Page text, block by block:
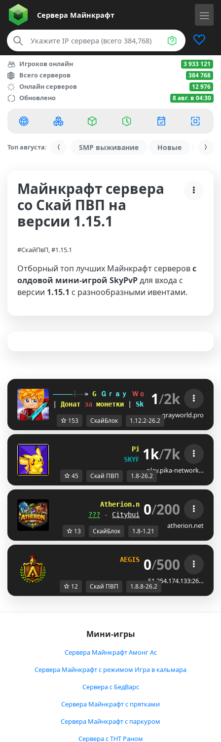
Сервера Майнкрафт
Игроков онлайн 3 933 121
Всего серверов 384 768
Онлайн серверов 12 976
Обновлено 8 авг. в 04:30
Топ августа: SMP выживание Новые С
Майнкрафт сервера
со Скай ПВП на
версии 1.15.1
#СкайПвП, #1.15.1
Отборный топ лучших Майнкрафт серверовс
олдовой мини-игрой SkyPvPдля входа с
версии 1.15.1 с разнообразными ивентами.
-----]--» T Ｇｒａｙ Ｗｏｒｌｄ A --[-----
Донат за монетки Sky PvP SkyBlock
1/2k
grayworld.pro
153 СкайБлок 1.12.2-26.2
PikaNetwork
SKYPVP RESET!
1k/7k
play.pika-network…
45 Скай ПВП 1.8-26.2
Atherion.n t [1. 8- 1. x
???
- Citybuild - SkyPvP
0/200
atherion.net
13 СкайБлок 1.8-1.21
AEGISMC [1.8.8 to 26.2]
0/500
51.254.174.133:26…
12 Скай ПВП 1.8.8-26.2
Мини-игры
Сервера Майнкрафт Амонг Ас
Сервера Майнкрафт с режимом Игра в кальмара
Сервера с БедВарс
Сервера Майнкрафт с прятками
Сервера Майнкрафт с паркуром
Сервера с ТНТ Раном